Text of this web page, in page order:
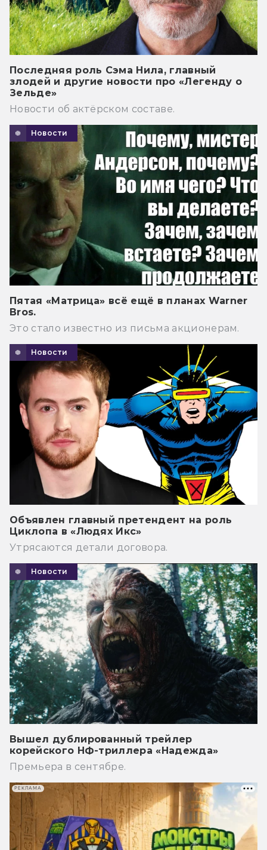
Последняя роль Сэма Нила, главный
злодей и другие новости про «Легенду о
Зельде»
Новости об актёрском составе.
Новости
Пятая «Матрица» всё ещё в планах Warner
Bros.
Это стало известно из письма акционерам.
Новости
Объявлен главный претендент на роль
Циклопа в «Людях Икс»
Утрясаются детали договора.
Новости
Вышел дублированный трейлер
корейского НФ-триллера «Надежда»
Премьера в сентябре.
РЕКЛАМА